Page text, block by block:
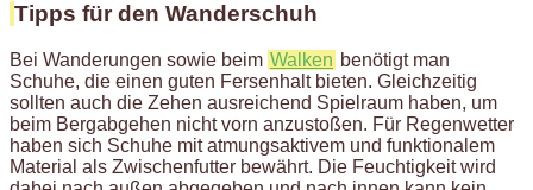
Tipps für den Wanderschuh
Bei Wanderungen sowie beim Walken benötigt man
Schuhe, die einen guten Fersenhalt bieten. Gleichzeitig
sollten auch die Zehen ausreichend Spielraum haben, um
beim Bergabgehen nicht vorn anzustoßen. Für Regenwetter
haben sich Schuhe mit atmungsaktivem und funktionalem
Material als Zwischenfutter bewährt. Die Feuchtigkeit wird